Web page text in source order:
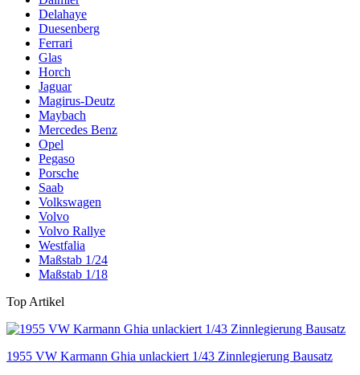
Delahaye
Duesenberg
Ferrari
Glas
Horch
Jaguar
Magirus-Deutz
Maybach
Mercedes Benz
Opel
Pegaso
Porsche
Saab
Volkswagen
Volvo
Volvo Rallye
Westfalia
Maßstab 1/24
Maßstab 1/18
Top Artikel
1955 VW Karmann Ghia unlackiert 1/43 Zinnlegierung Bausatz